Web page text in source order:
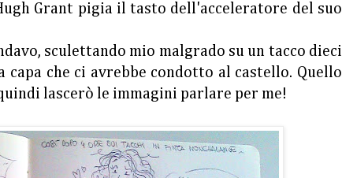
Grant pigia il tasto dell'acceleratore del suo
sculettando mio malgrado su un tacco dieci
capa che ci avrebbe condotto al castello. Quello
lascerò le immagini parlare per me!